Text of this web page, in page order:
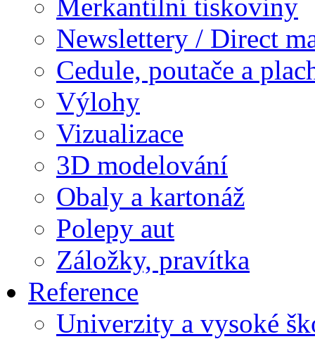
Merkantilní tiskoviny
Newslettery / Direct
Cedule, poutače a
Výlohy
Vizualizace
3D modelování
Obaly a kartonáž
Polepy aut
Záložky, pravítka
Reference
Univerzity a vysoké